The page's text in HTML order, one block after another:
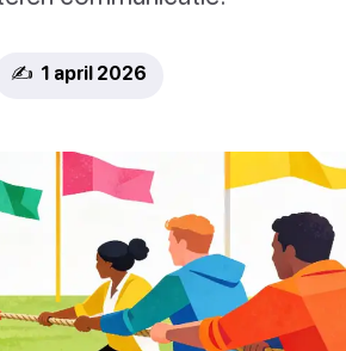
✍️ 1 april 2026